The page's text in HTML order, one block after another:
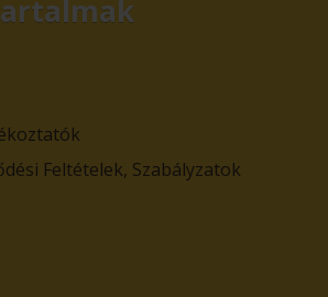
Feltételek, Szabályzatok